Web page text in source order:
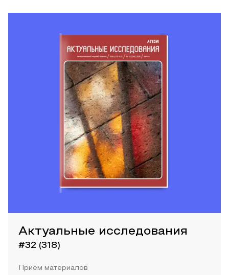
Актуальные исследования
#32 (318)
Прием материалов